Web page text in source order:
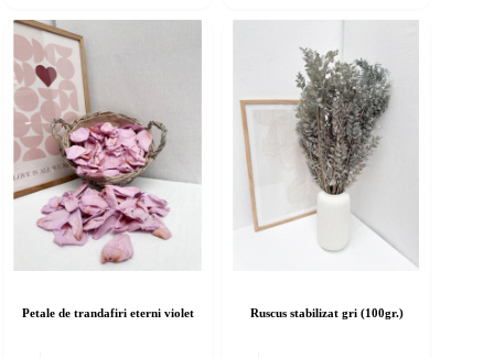
Petale de trandafiri eterni violet Ruscus stabilizat gri (100gr.)